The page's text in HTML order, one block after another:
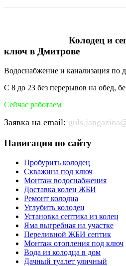
Колодец и
ключ в Дмитрове
Водоснабжение и канализация по
С 8 до 23 без перерывов на обед,
Сейчас работаем
Заявка на email:
Навигация по сайту
Пробурить колодец
Скважина под ключ
Монтаж водоснабжения
Доставка колец ЖБИ
Ремонт колодца
Углубить колодец
Установка септика из колец
Яма выгребная на участке
Переливной ЖБИ септик
Монтаж отопления под ключ
Вода из колодца в дом
Дачный туалет уличный